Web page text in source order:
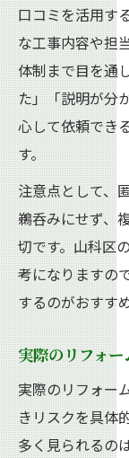
口コミ
み
レビュ
を
山科区に
リフォ
手
山科区
リフォ
認
費用対
定法
地元密
析
信頼でき
口コミを活用す
な工事内容や担
体制まで目を通
た」「説明が分
心して依頼でき
す。
注意点として、
鵜呑みにせず、
切です。山科区
考になりますの
するのがおすす
実際のリフォ
実際のリフォー
きリスクを具体
多く見られるの